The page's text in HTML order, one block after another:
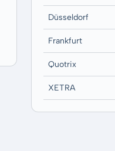
Düsseldorf
Frankfurt
Quotrix
XETRA